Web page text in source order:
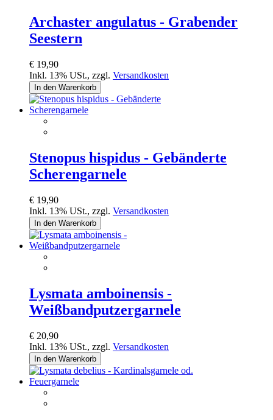
Archaster angulatus - Grabender
Seestern
€ 19,90
Inkl. 13% USt., zzgl. Versandkosten
In den Warenkorb
Stenopus hispidus - Gebänderte
Scherengarnele
€ 19,90
Inkl. 13% USt., zzgl. Versandkosten
In den Warenkorb
Lysmata amboinensis -
Weißbandputzergarnele
€ 20,90
Inkl. 13% USt., zzgl. Versandkosten
In den Warenkorb